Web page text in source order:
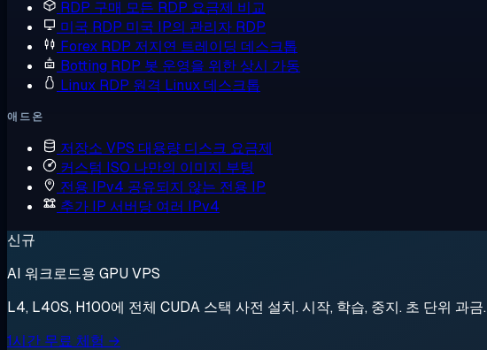
RDP 구매 모든 RDP 요금제 비교
미국 RDP 미국 IP의 관리자 RDP
Forex RDP 저지연 트레이딩 데스크톱
Botting RDP 봇 운영을 위한 상시 가동
Linux RDP 원격 Linux 데스크톱
애드온
저장소 VPS 대용량 디스크 요금제
커스텀 ISO 나만의 이미지 부팅
전용 IPv4 공유되지 않는 전용 IP
추가 IP 서버당 여러 IPv4
신규
AI 워크로드용 GPU VPS
L4, L40S, H100에 전체 CUDA 스택 사전 설치. 시작, 학습, 중지. 초 단위 과금.
1시간 무료 체험 →